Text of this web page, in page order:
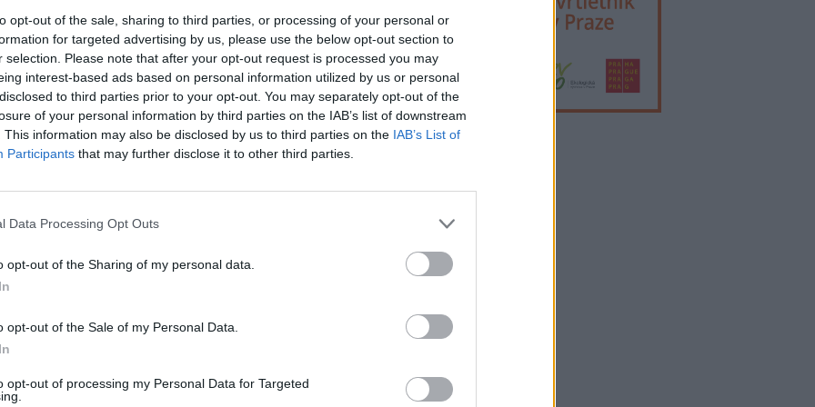
opt-out of the sale, sharing to third parties, or processing of your personal or
for targeted advertising by us, please use the below opt-out section to
selection. Please note that after your opt-out request is processed you may
interest-based ads based on personal information utilized by us or personal
to third parties prior to your opt-out. You may separately opt-out of the
of your personal information by third parties on the IAB’s list of downstream
This information may also be disclosed by us to third parties on the IAB’s List of
Participants that may further disclose it to other third parties.
Data Processing Opt Outs
opt-out of the Sharing of my personal data.
opt-out of the Sale of my Personal Data.
opt-out of processing my Personal Data for Targeted
a postřehy. Tím, že zde publikujete svůj příspěvek, se ale zároveň
porušení si redakce vyhrazuje právo smazat diskusní příspěvěk